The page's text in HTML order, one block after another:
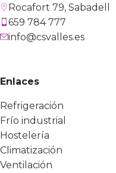
Rocafort 79, Sabadell
659 784 777
info@csvalles.es
Enlaces
Refrigeración
Frío industrial
Hostelería
Climatización
Ventilación